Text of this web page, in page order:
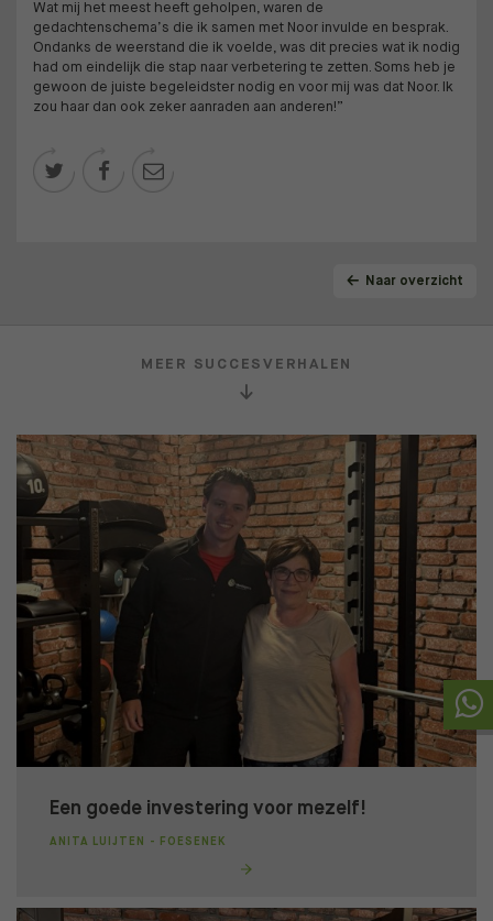
Wat mij het meest heeft geholpen, waren de
gedachtenschema’s die ik samen met Noor invulde en besprak.
Ondanks de weerstand die ik voelde, was dit precies wat ik nodig
had om eindelijk die stap naar verbetering te zetten. Soms heb je
gewoon de juiste begeleidster nodig en voor mij was dat Noor. Ik
zou haar dan ook zeker aanraden aan anderen!”
  
Naar overzicht
MEER SUCCESVERHALEN
Een goede investering voor mezelf!
ANITA LUIJTEN - FOESENEK